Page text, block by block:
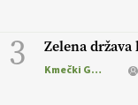
3 Zelena država
Kmečki Glas